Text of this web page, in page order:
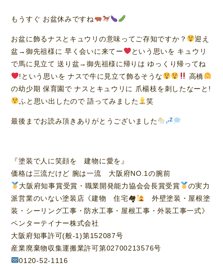
もうすぐ お盆休みですね
お盆に飾るナスとキュウリの意味ってご存知ですか？
迎え
盆→御先祖様に 早く会いに来てー
という思いを キュウリ
で馬に見立て 送り盆→御先祖様に帰りは ゆっくり帰ってね
!という思いを ナスで牛に見立て飾るそうな
高橋
の幼少期 保育園で ナスとキュウリに 爪楊枝を刺したなーと!
ふと思い出したので 語ってみました
笑
最後までお読み頂きありがとうございました
『塗装で人に笑顔を 建物に愛を』
価格は三流だけど 腕は一流 大阪府NO.1の腕前
大阪府知事賞受賞・職業開発能力協会会長賞受賞
の実力
派営業のいない塗装店《建物 住宅🏘
外壁塗装・屋根塗
装・シーリング工事・防水工事・屋根工事・外装工事一式》
ペンターテイナー株式会社
大阪府知事許可(般-1)第152087号
産業廃棄物収集運搬業許可第02700213576号
0120-52-1116